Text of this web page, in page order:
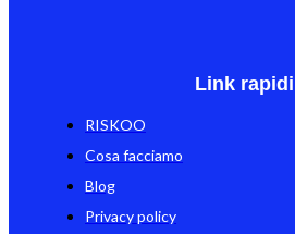
Link rapidi
RISKOO
Cosa facciamo
Blog
Privacy policy